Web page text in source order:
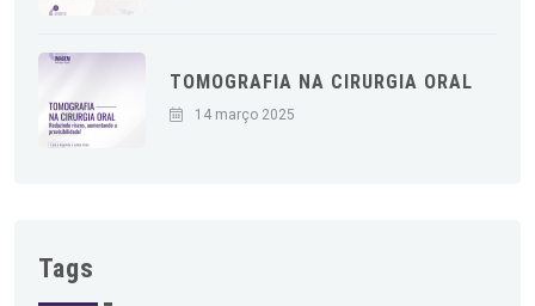
TOMOGRAFIA NA CIRURGIA ORAL
14 março 2025
Tags